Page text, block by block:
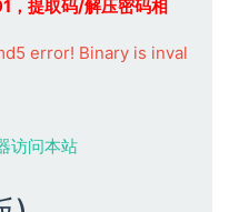
，提取码/解压密码相
error! Binary is inval
访问本站